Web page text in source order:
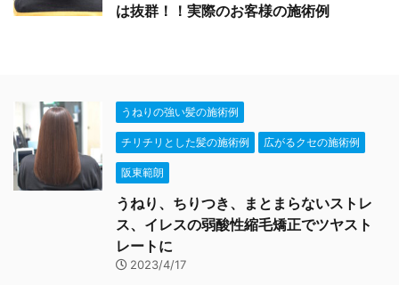
は抜群！！実際のお客様の施術例
うねりの強い髪の施術例
チリチリとした髪の施術例 広がるクセの施術例
阪東範朗
うねり、ちりつき、まとまらないストレ
ス、イレスの弱酸性縮毛矯正でツヤスト
レートに
2023/4/17